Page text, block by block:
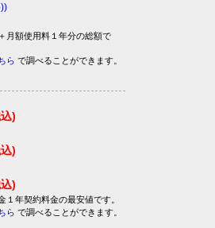
月額使用料１年分の総額で
ら で調べることができます。
)
)
)
１年契約料金の最安値です。
ら で調べることができます。